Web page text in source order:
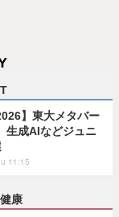
】東大メタバー
生成AIなどジュニ
11:15
康